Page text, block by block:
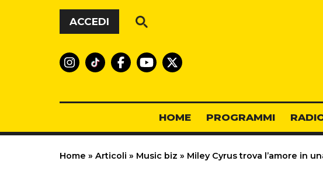
Vai al contenuto
ACCEDI
HOME PROGRAMMI
Home » Articoli » Music biz » Miley Cyrus trova l’amore in